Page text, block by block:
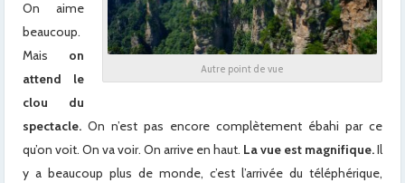
Autre point de vue
On aime
beaucoup.
Mais on
attend le
clou du
spectacle. On n’est pas encore complètement ébahi par ce
qu’on voit. On va voir. On arrive en haut. La vue est magnifique.Il
y a beaucoup plus de monde, c’est l’arrivée du téléphérique,